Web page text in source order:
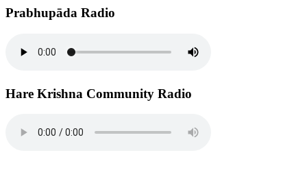
Prabhupāda Radio
Hare Krishna Community Radio